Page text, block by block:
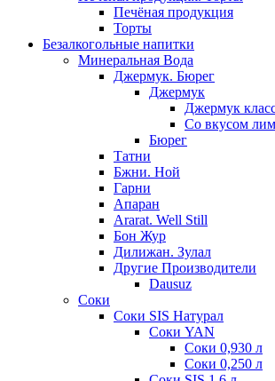
Печёная продукция
Торты
Безалкогольные напитки
Минеральная Вода
Джермук. Бюрег
Джермук
Джермук
Со вкусом
Бюрег
Татни
Бжни. Ной
Гарни
Апаран
Ararat. Well Still
Бон Жур
Дилижан. Зулал
Другие Производители
Dausuz
Соки
Соки SIS Натурал
Соки YAN
Соки 0,930 л
Соки 0,250 л